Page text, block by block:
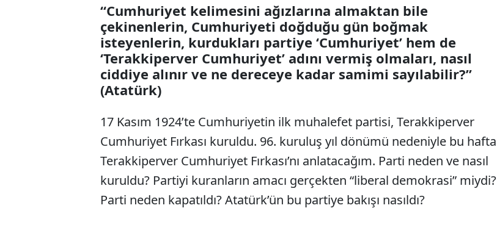
“Cumhuriyet kelimesini ağızlarına almaktan bile
çekinenlerin, Cumhuriyeti doğduğu gün boğmak
isteyenlerin, kurdukları partiye ‘Cumhuriyet’ hem de
‘Terakkiperver Cumhuriyet’ adını vermiş olmaları, nasıl
ciddiye alınır ve ne dereceye kadar samimi sayılabilir?”
(Atatürk)
17 Kasım 1924’te Cumhuriyetin ilk muhalefet partisi, Terakkiperver
Cumhuriyet Fırkası kuruldu. 96. kuruluş yıl dönümü nedeniyle bu hafta
Terakkiperver Cumhuriyet Fırkası’nı anlatacağım. Parti neden ve nasıl
kuruldu? Partiyi kuranların amacı gerçekten “liberal demokrasi” miydi?
Parti neden kapatıldı? Atatürk’ün bu partiye bakışı nasıldı?